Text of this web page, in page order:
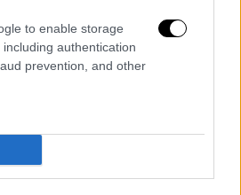
to enable storage
authentication
prevention, and other
καταχώρηση
συλλήψεις και νέοι
Το Ιράν σκληραίνει τη γραμμή
εν μέσω πολέμου